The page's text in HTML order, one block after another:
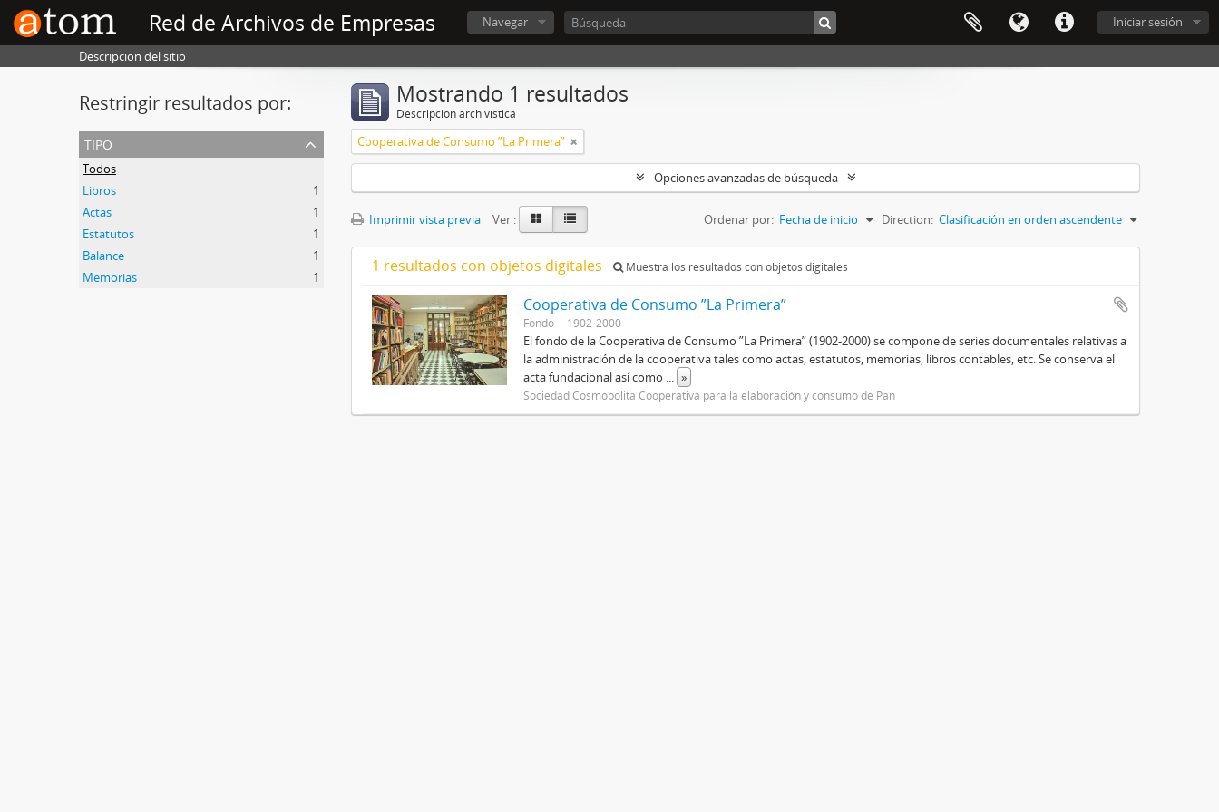
Red de Archivos de Empresas Iniciar sesión
Navegar
Descripcion del sitio
Restringir resultados por:
tipo
Todos
Libros
1
Actas
1
Estatutos
1
Balance
1
Memorias
1
Mostrando 1 resultados
Descripción archivística
Cooperativa de Consumo ”La Primera”
Opciones avanzadas de búsqueda
Imprimir vista previa Ver : Ordenar por: Fecha de inicio Direction: Clasificación en orden ascendente
1 resultados con objetos digitales Muestra los resultados con objetos digitales
Cooperativa de Consumo ”La Primera”
Fondo 1902-2000
El fondo de la Cooperativa de Consumo ”La Primera” (1902-2000) se compone de series documentales relativas a
la administración de la cooperativa tales como actas, estatutos, memorias, libros contables, etc. Se conserva el
acta fundacional así como ... »
Sociedad Cosmopolita Cooperativa para la elaboración y consumo de Pan